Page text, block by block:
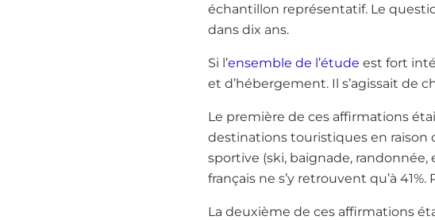
échantillon représentatif. Le
dans dix ans.
Si l’ensemble de l’étude est fort
et d’hébergement. Il s’agissait de
Le première de ces affirmations
destinations touristiques en raison
sportive (ski, baignade, randonnée,
français ne s’y retrouvent qu’à
La deuxième de ces affirmations